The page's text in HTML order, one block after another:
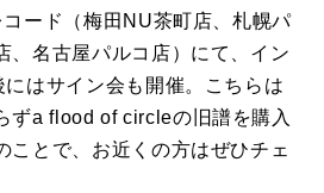
ード（梅田NU茶町店、札幌パ
、名古屋パルコ店）にて、イン
はサイン会も開催。こちらは
ずa flood of circleの旧譜を購入
ことで、お近くの方はぜひチェ